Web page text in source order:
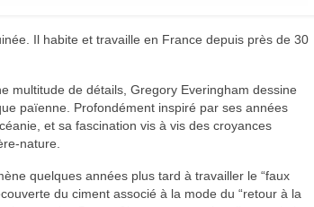
Il habite et travaille en France depuis près de 30
multitude de détails, Gregory Everingham dessine
païenne. Profondément inspiré par ses années
et sa fascination vis à vis des croyances
nature.
quelques années plus tard à travailler le “faux
du ciment associé à la mode du “retour à la